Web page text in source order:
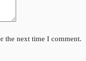
the next time I comment.